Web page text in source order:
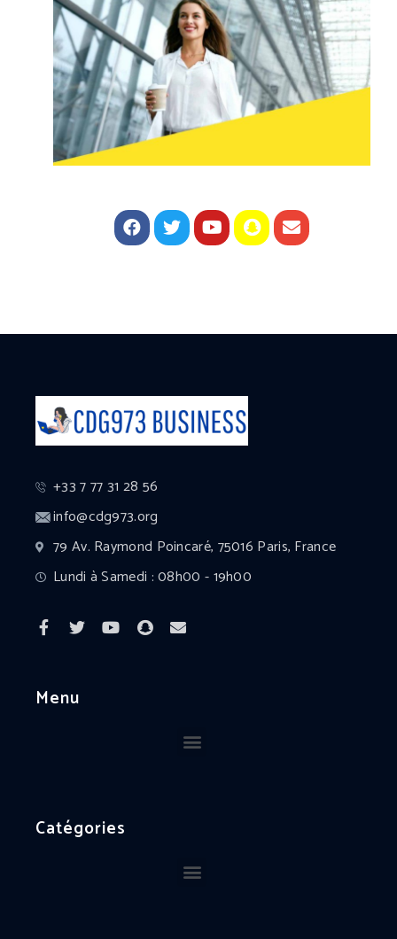
+33 7 77 31 28 56
info@cdg973.org
79 Av. Raymond Poincaré, 75016 Paris, France
Lundi à Samedi : 08h00 - 19h00
Menu
Catégories